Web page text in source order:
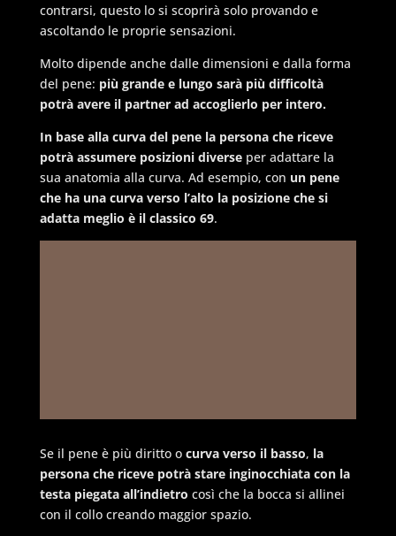
contrarsi, questo lo si scoprirà solo provando e
ascoltando le proprie sensazioni.
Molto dipende anche dalle dimensioni e dalla forma
del pene: più grande e lungo sarà più difficoltà
potrà avere il partner ad accoglierlo per intero.
In base alla curva del pene la persona che riceve
potrà assumere posizioni diverse per adattare la
sua anatomia alla curva. Ad esempio, con un pene
che ha una curva verso l’alto la posizione che si
adatta meglio è il classico 69.
Se il pene è più diritto o curva verso il basso, la
persona che riceve potrà stare inginocchiata con la
testa piegata all’indietro così che la bocca si allinei
con il collo creando maggior spazio.